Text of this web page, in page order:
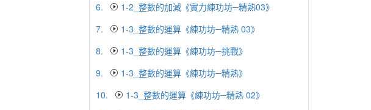
6.
1-2_整數的加減《實力練功坊─精熟03》
7.
1-3_整數的運算《練功坊─精熟 03》
8.
1-3_整數的運算《練功坊─挑戰》
9.
1-3_整數的運算《練功坊─精熟》
10.
1-3_整數的運算《練功坊─精熟 02》